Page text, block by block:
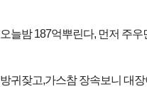
오늘밤 187억뿌린다, 먼저 주우
방귀잦고,가스참 장속보니 대장